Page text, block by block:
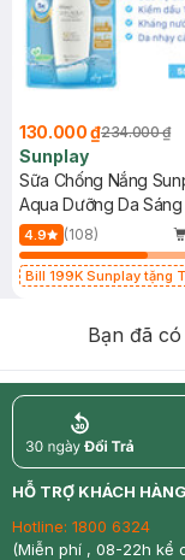
130.000 ₫234.000 ₫
Sunplay
Sữa Chống Nắng
Aqua Dưỡng Da
4.9 (108)
Bill 199K Sunplay tặng
Bạn đã
return
HỖ TRỢ KHÁCH HÀNG
Hotline: 1800 6324
(Miễn phí , 08-22h kể